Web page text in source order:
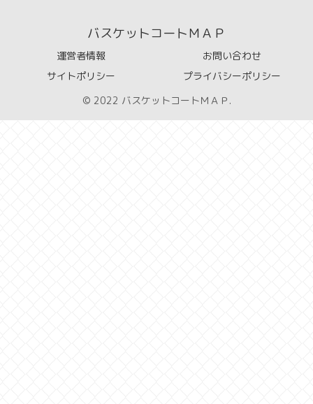
バスケットコートＭＡＰ
運営者情報
お問い合わせ
サイトポリシー
プライバシーポリシー
© 2022 バスケットコートＭＡＰ.